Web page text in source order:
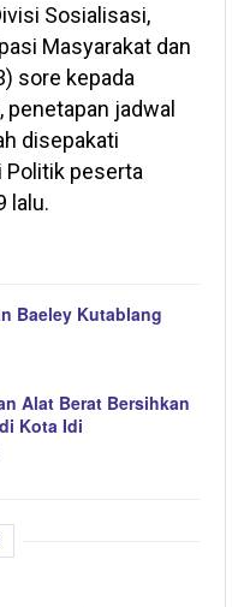
Sosialisasi,
Masyarakat dan
sore kepada
penetapan jadwal
disepakati
Politik peserta
lalu.
Baeley Kutablang
Alat Berat Bersihkan
Kota Idi